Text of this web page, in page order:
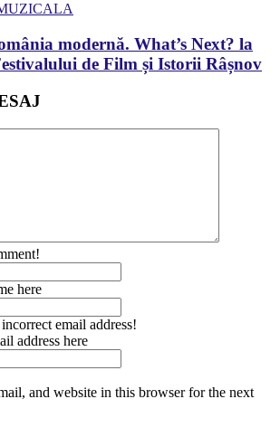
modernă. What’s Next? la
de Film și Istorii Râșnov
here
email address!
address here
and website in this browser for the next